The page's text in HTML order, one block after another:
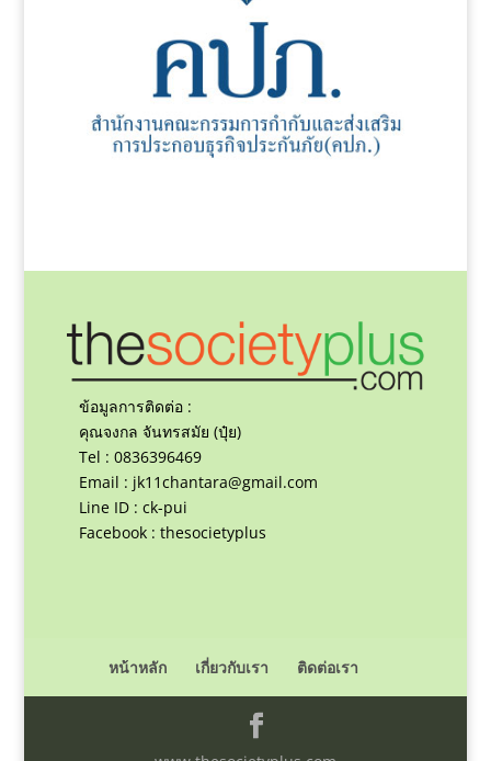
ข้อมูลการติดต่อ :
คุณจงกล จันทรสมัย (ปุ๋ย)
Tel : 0836396469
Email : jk11chantara@gmail.com
Line ID : ck-pui
Facebook : thesocietyplus
หน้าหลัก เกี่ยวกับเรา ติดต่อเรา